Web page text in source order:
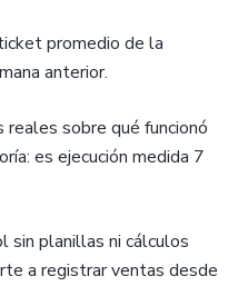
promedio de la
anterior.
sobre qué funcionó
es ejecución medida 7
sin planillas ni cálculos
a registrar ventas desde